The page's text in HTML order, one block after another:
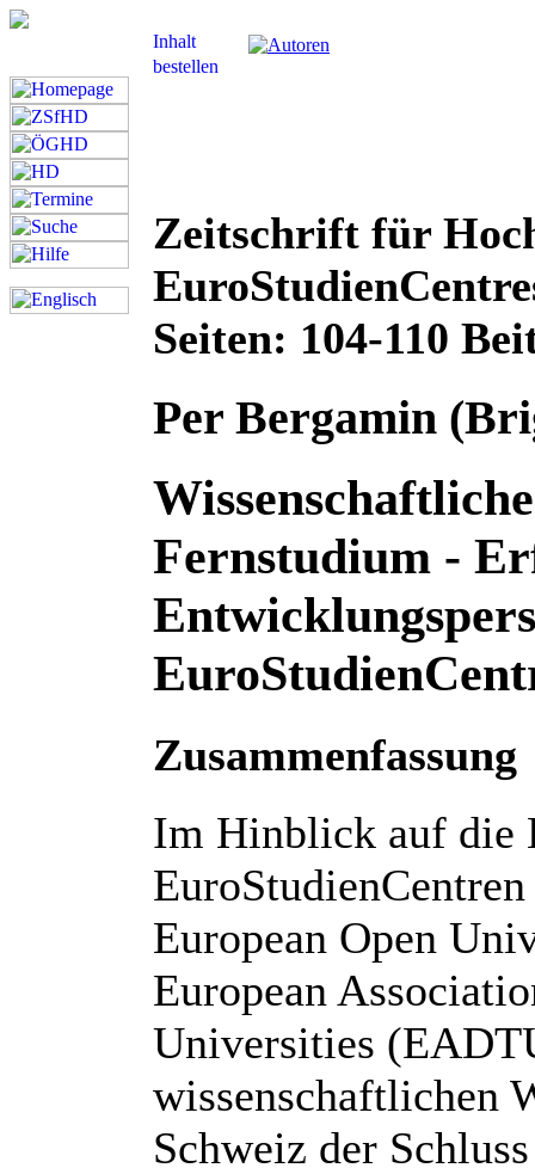
Zeitschrift für
Seiten: 104-110
Per Bergamin
Fernstudium -
Zusammenfassung
Im Hinblick auf die
European Open
European
Universities
wissenschaftlichen
Schweiz der